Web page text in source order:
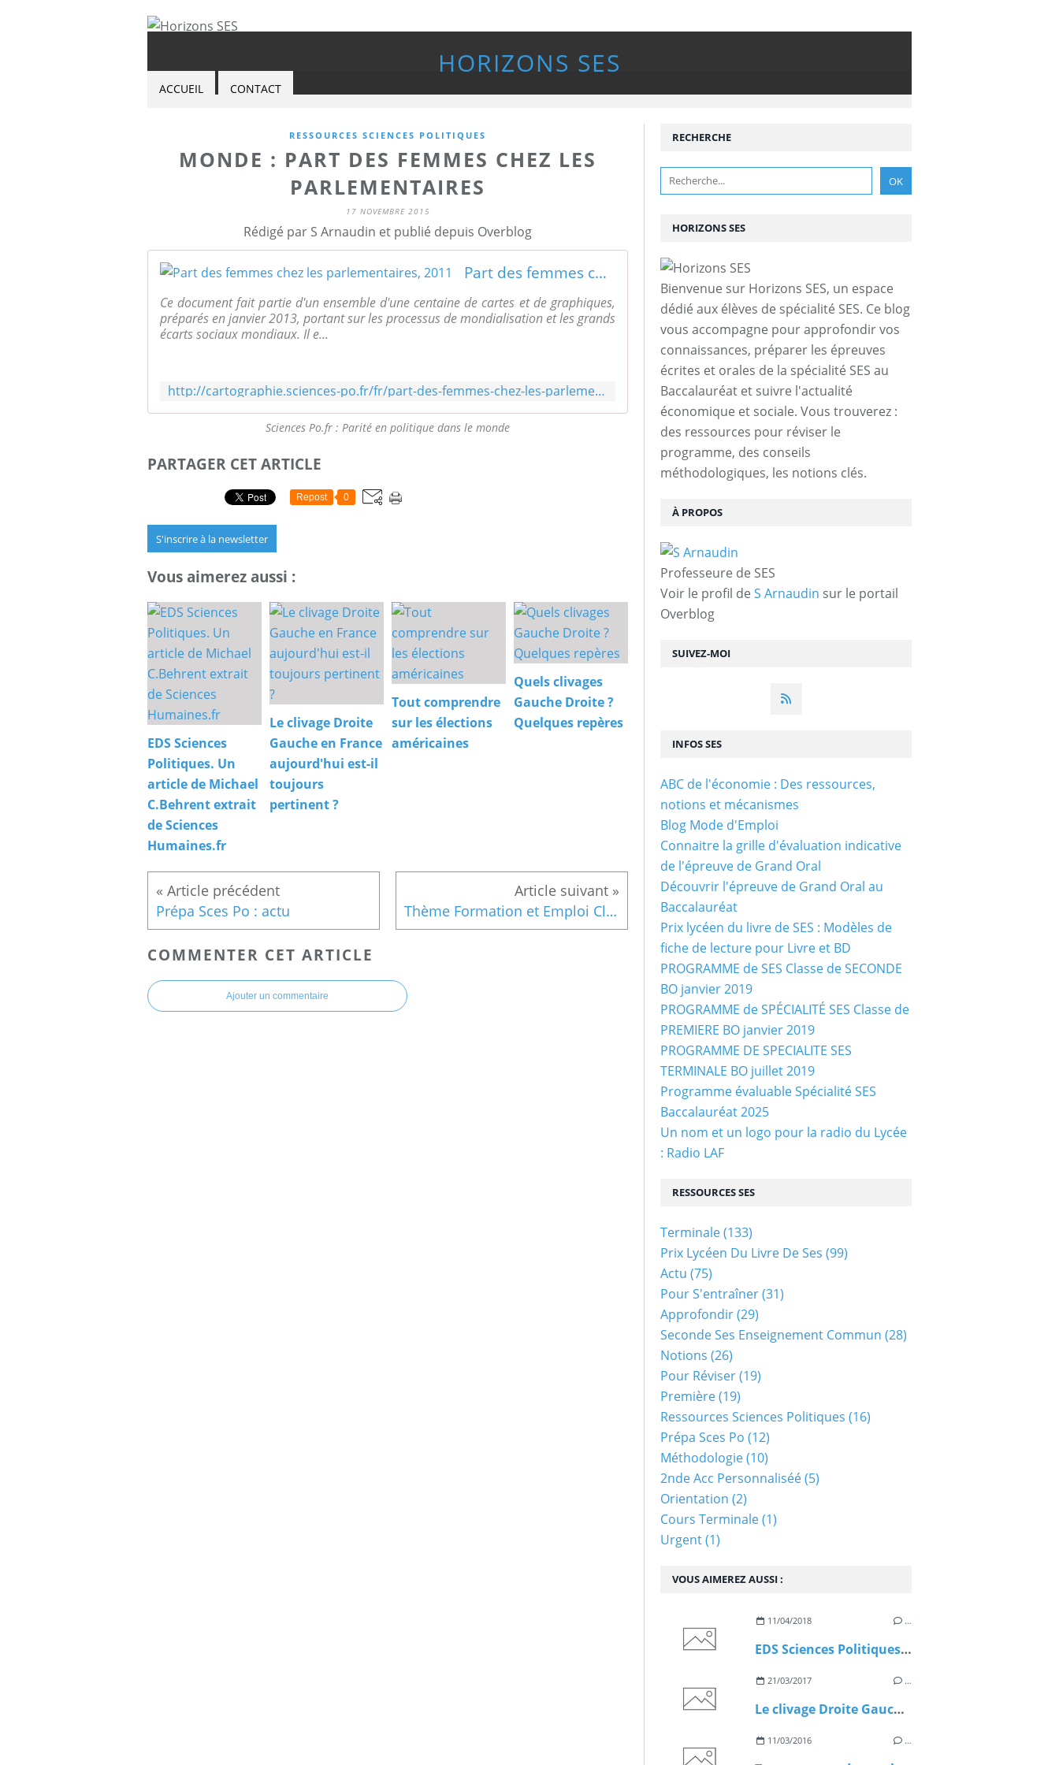
HORIZONS SES
ACCUEIL CONTACT
RESSOURCES SCIENCES POLITIQUES
MONDE : PART DES FEMMES CHEZ LES
PARLEMENTAIRES
17 NOVEMBRE 2015
Rédigé par S Arnaudin et publié depuis Overblog
Part des femmes chez les parlementaires, 2011
Ce document fait partie d'un ensemble d'une centaine de cartes et de graphiques,
préparés en janvier 2013, portant sur les processus de mondialisation et les grands
écarts sociaux mondiaux. Il e...
http://cartographie.sciences-po.fr/fr/part-des-femmes-chez-les-parlementaires-2011
Sciences Po.fr : Parité en politique dans le monde
PARTAGER CET ARTICLE
Repost 0
S'inscrire à la newsletter
Vous aimerez aussi :
EDS Sciences
Politiques. Un
article de Michael
C.Behrent extrait
de Sciences
Humaines.fr
Le clivage Droite
Gauche en France
aujourd'hui est-il
toujours
pertinent ?
Tout comprendre
sur les élections
américaines
Quels clivages
Gauche Droite ?
Quelques repères
Prépa Sces Po : actu Thème Formation et Emploi Classes de 2nde
COMMENTER CET ARTICLE
Ajouter un commentaire
SUIVEZ-MOI
RECHERCHE
HORIZONS SES
Bienvenue sur Horizons SES, un espace
dédié aux élèves de spécialité SES. Ce blog
vous accompagne pour approfondir vos
connaissances, préparer les épreuves
écrites et orales de la spécialité SES au
Baccalauréat et suivre l'actualité
économique et sociale. Vous trouverez :
des ressources pour réviser le
programme, des conseils
méthodologiques, les notions clés.
À PROPOS
Professeure de SES
Voir le profil de S Arnaudin sur le portail
Overblog
VOUS AIMEREZ AUSSI :
11/04/2018 …
EDS Sciences Politiques. Un article de Michael C.Behrent extrait de Sciences Humaines.fr
21/03/2017 …
Le clivage Droite Gauche en France aujourd'hui est-il toujours pertinent ?
11/03/2016 …
INFOS SES
ABC de l'économie : Des ressources,
notions et mécanismes
Blog Mode d'Emploi
Connaitre la grille d'évaluation indicative
de l'épreuve de Grand Oral
Découvrir l'épreuve de Grand Oral au
Baccalauréat
Prix lycéen du livre de SES : Modèles de
fiche de lecture pour Livre et BD
PROGRAMME de SES Classe de SECONDE
BO janvier 2019
PROGRAMME de SPÉCIALITÉ SES Classe de
PREMIERE BO janvier 2019
PROGRAMME DE SPECIALITE SES
TERMINALE BO juillet 2019
Programme évaluable Spécialité SES
Baccalauréat 2025
Un nom et un logo pour la radio du Lycée
: Radio LAF
RESSOURCES SES
Terminale(133)
Prix Lycéen Du Livre De Ses (99)
Actu (75)
Pour S'entraîner(31)
Approfondir(29)
Seconde Ses Enseignement Commun (28)
Notions (26)
Pour Réviser(19)
Première(19)
Ressources Sciences Politiques (16)
Prépa Sces Po (12)
Méthodologie(10)
2nde Acc Personnaliséé(5)
Orientation (2)
Cours Terminale(1)
Urgent(1)